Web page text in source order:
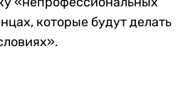
которые будут делать